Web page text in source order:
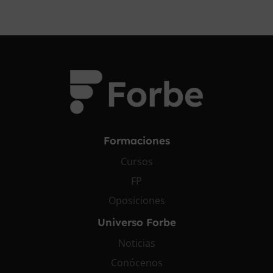
Formaciones
Cursos
FP
Oposiciones
Universo Forbe
Noticias
Conócenos